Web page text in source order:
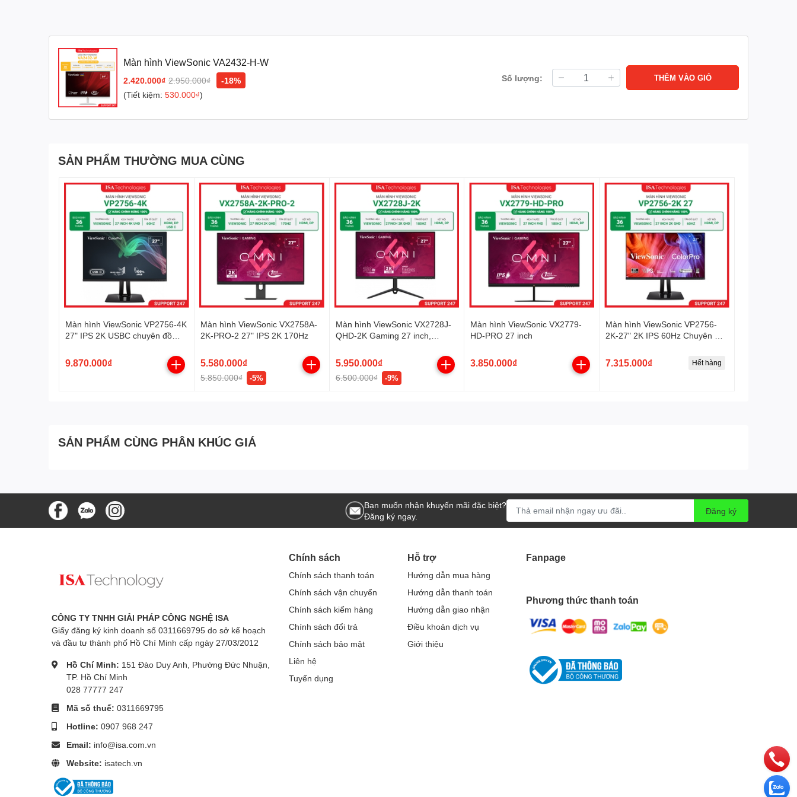
Thiết kế không viền cho trải nghiệm xem Sống động:
Với màn hình không viền 3 cạnh, người dùng có được trải nghiệm xem liền mạch và thoải mái hơn, cũng như khả năng thiết lập đa màn hình một cách dễ dàng và tinh tế.
Nhiều tùy chọn Hiển thị Màu sắc:
Các tùy chọn ViewMode bao gồm "Game", "Movie", "Web", "Text" và "Mono" giúp tối ưu hóa trải nghiệm xem theo từng nhu cầu sử dụng khác nhau.
Tiết kiệm năng lượng:
Chế độ Eco Mode giúp giảm thiểu lượng khí thải carbon và tiết kiệm năng lượng, phù hợp với môi trường văn phòng hiện đại.
Màn hình ViewSonic VA2432-H-W
2.420.000₫ 2.950.000₫
-18%
(Tiết kiệm: 530.000₫)
Số lượng: THÊM VÀO GIỎ
SẢN PHẨM THƯỜNG MUA CÙNG
Màn hình ViewSonic VP2756-4K
27" IPS 2K USBC chuyên đồ
9.870.000₫
Màn hình ViewSonic VX2758A-
2K-PRO-2 27" IPS 2K 170Hz
5.580.000₫
5.850.000₫ -5%
Màn hình ViewSonic VX2728J-
QHD-2K Gaming 27 inch,
5.950.000₫
6.500.000₫ -9%
Màn hình ViewSonic VX2779-
HD-PRO 27 inch
3.850.000₫
Màn hình ViewSonic VP2756-
2K-27" 2K IPS 60Hz Chuyên Đồ
C)
7.315.000₫ Hết hàng
SẢN PHẨM CÙNG PHÂN KHÚC GIÁ
Bạn muốn nhận khuyến mãi đặc biệt?
Đăng ký ngay.
Đăng ký
CÔNG TY TNHH GIẢI PHÁP CÔNG NGHỆ ISA
Giấy đăng ký kinh doanh số 0311669795 do sở kế hoạch
và đầu tư thành phố Hồ Chí Minh cấp ngày 27/03/2012
Hồ Chí Minh: 151 Đào Duy Anh, Phường Đức Nhuận,
TP. Hồ Chí Minh
028 77777 247
Mã số thuế: 0311669795
Hotline: 0907 968 247
Email: info@isa.com.vn
Website: isatech.vn
Chính sách
Chính sách thanh toán
Chính sách vận chuyển
Chính sách kiểm hàng
Chính sách đổi trả
Chính sách bảo mật
Liên hệ
Tuyển dụng
Hỗ trợ
Hướng dẫn mua hàng
Hướng dẫn thanh toán
Hướng dẫn giao nhận
Điều khoản dịch vụ
Giới thiệu
Fanpage
Phương thức thanh toán